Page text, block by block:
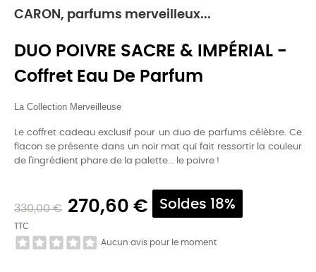
CARON, parfums merveilleux...
DUO POIVRE SACRE & IMPÉRIAL -
Coffret Eau De Parfum
La Collection Merveilleuse
Le coffret cadeau exclusif pour un duo de parfums célèbre. Ce
flacon se présente dans un noir mat qui fait ressortir la couleur
de l'ingrédient phare de la palette... le poivre !
330,00 € 270,60 € Soldes 18%
TTC
Aucun avis pour le moment